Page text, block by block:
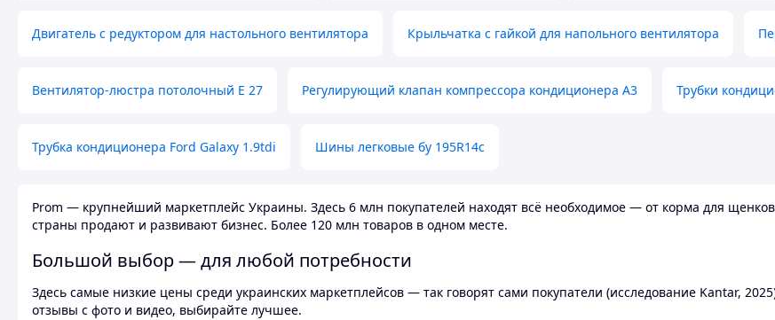
Двигатель с редуктором для настольного вентилятора Крыльчатка с гайкой для напольного вентилятора
Вентилятор-люстра потолочный E 27 Регулирующий клапан компрессора кондиционера А3 Трубки
Трубка кондиционера Ford Galaxy 1.9tdi Шины легковые бу 195R14c
Prom — крупнейший маркетплейс Украины. Здесь 6 млн покупателей находят всё необходимое — от корма для
страны продают и развивают бизнес. Более 120 млн товаров в одном месте.
Большой выбор — для любой потребности
Здесь самые низкие цены среди украинских маркетплейсов — так говорят сами покупатели (исследование Kantar,
отзывы с фото и видео, выбирайте лучшее.